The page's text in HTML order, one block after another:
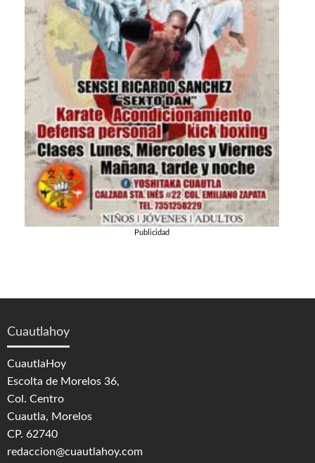
Publicidad
Cuautlahoy
CuautlaHoy
Escolta de Morelos 36,
Col. Centro
Cuautla, Morelos
CP. 62740
redaccion@cuautlahoy.com